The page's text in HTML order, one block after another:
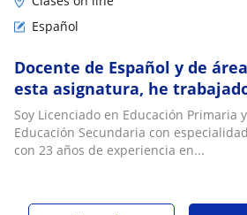
Español
Docente de Español y de
esta asignatura, he
desde primaria hasta el
Soy Licenciado en Educación Primaria
Educación Secundaria con
con 23 años de experiencia en...